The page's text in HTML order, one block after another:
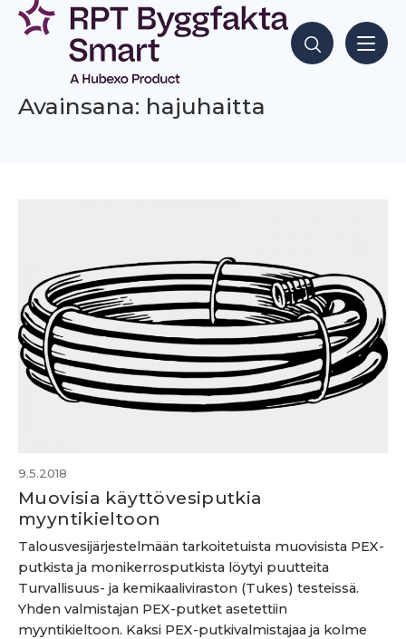
Siirry
sisältöön
Hae sisältöjä
Avainsana: hajuhaitta
9.5.2018
Muovisia käyttövesiputkia
myyntikieltoon
Talousvesijärjestelmään tarkoitetuista muovisista PEX-
putkista ja monikerrosputkista löytyi puutteita
Turvallisuus- ja kemikaaliviraston (Tukes) testeissä.
Yhden valmistajan PEX-putket asetettiin
myyntikieltoon. Kaksi PEX-putkivalmistajaa ja kolme